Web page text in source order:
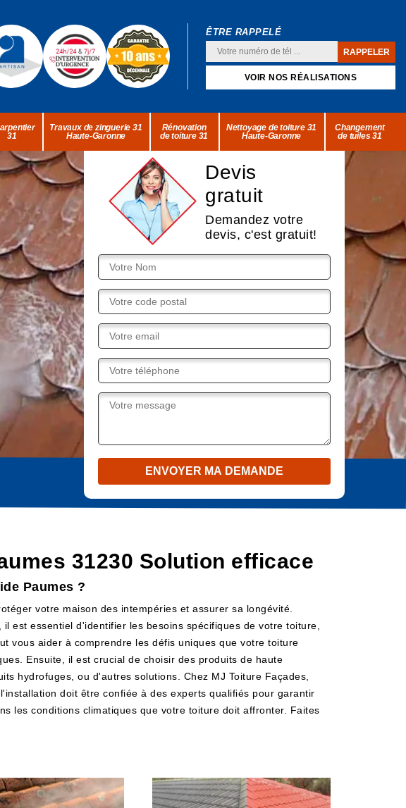
ÊTRE RAPPELÉ
VOIR NOS RÉALISATIONS
31
Travaux de zinguerie 31
Haute-Garonne
Rénovation
de toiture 31
Nettoyage de toiture 31
Haute-Garonne
Changement
de tuiles 31
Devis
gratuit
Demandez votre
devis, c'est gratuit!
31230 Solution efficace
Paumes ?
votre maison des intempéries et assurer sa longévité.
est essentiel d'identifier les besoins spécifiques de votre toiture,
vous aider à comprendre les défis uniques que votre toiture
Ensuite, il est crucial de choisir des produits de haute
hydrofuges, ou d'autres solutions. Chez MJ Toiture Façades,
doit être confiée à des experts qualifiés pour garantir
les conditions climatiques que votre toiture doit affronter. Faites